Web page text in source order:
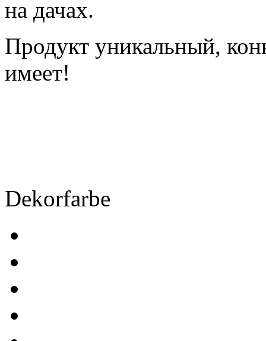
на дачах.
Продукт уникальный,
имеет!
Dekorfarbe